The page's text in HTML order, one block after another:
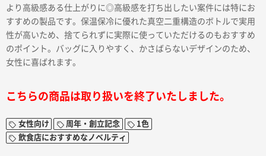
より高級感ある仕上がりに◎高級感を打ち出したい案件には特にお
すすめの製品です。保温保冷に優れた真空二重構造のボトルで実用
性が高いため、捨てられずに実際に使っていただけるのもおすすめ
のポイント。バッグに入りやすく、かさばらないデザインのため、
女性に喜ばれます。
こちらの商品は取り扱いを終了いたしました。
女性向け 周年・創立記念
1色
飲食店におすすめなノベルティ